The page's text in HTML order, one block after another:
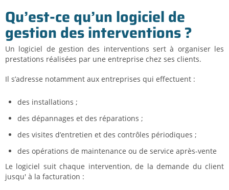
Qu’est-ce qu’un logiciel de
gestion des interventions ?
Un logiciel de gestion des interventions sert à organiser les
prestations réalisées par une entreprise chez ses clients.
Il s’adresse notamment aux entreprises qui effectuent :
des installations ;
des dépannages et des réparations ;
des visites d’entretien et des contrôles périodiques ;
des opérations de maintenance ou de service après-vente
Le logiciel suit chaque intervention, de la demande du client
jusqu' à la facturation :